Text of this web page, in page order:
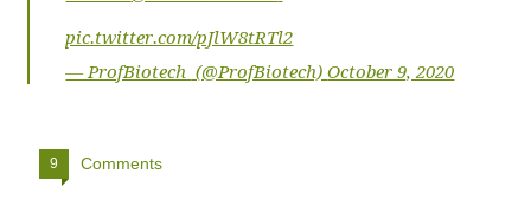
pic.twitter.com/pJlW8tRTl2
— ProfBiotech (@ProfBiotech)October 9, 2020
9 Comments